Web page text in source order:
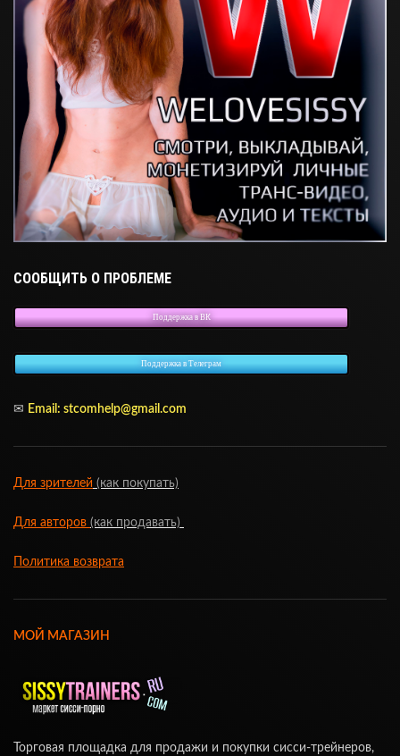
СООБЩИТЬ О ПРОБЛЕМЕ
Поддержка в ВК
Поддержка в Телеграм
✉ Email: stcomhelp@gmail.com
Для зрителей (как покупать)
Для авторов (как продавать)
Политика возврата
МОЙ МАГАЗИН
Торговая площадка для продажи и покупки сисси-трейнеров,